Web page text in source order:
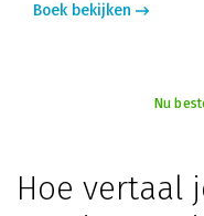
Boek bekijken
Nu
Hoe vertaal